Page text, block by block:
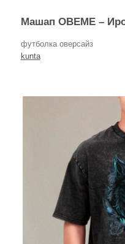
Машап OBEME –
футболка оверсайз
kunta